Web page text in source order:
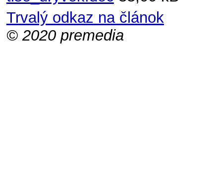
Trvalý odkaz na článok
© 2020 premedia